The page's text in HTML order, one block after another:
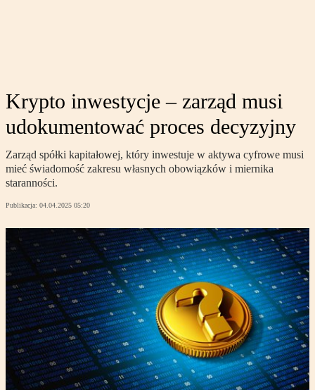
Krypto inwestycje – zarząd musi
udokumentować proces decyzyjny
Zarząd spółki kapitałowej, który inwestuje w aktywa cyfrowe musi
mieć świadomość zakresu własnych obowiązków i miernika
staranności.
Publikacja: 04.04.2025 05:20